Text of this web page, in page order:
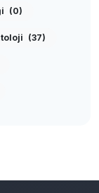
(0)
(37)